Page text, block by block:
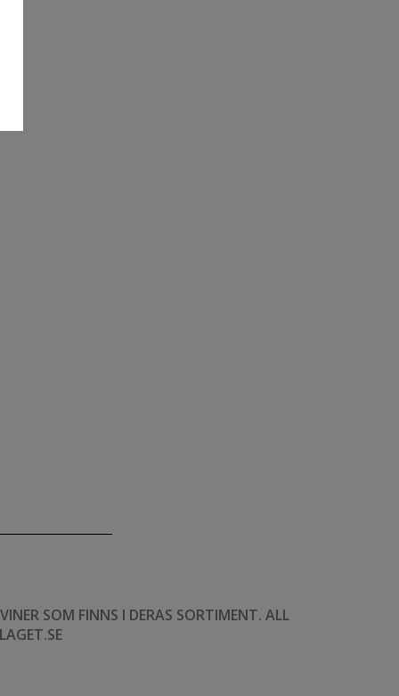
SOM FINNS I DERAS SORTIMENT. ALL